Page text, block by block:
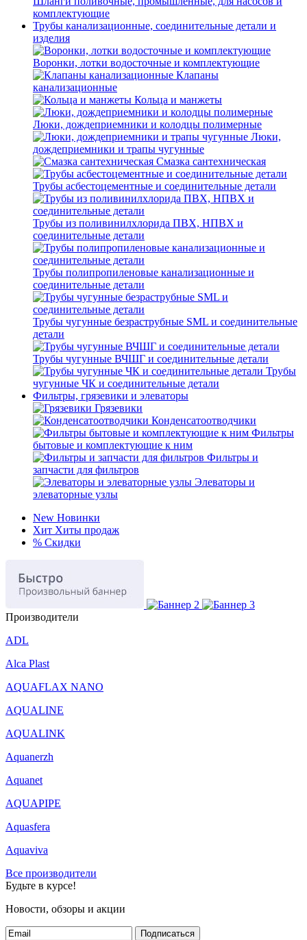
комплектующие
Трубы канализационные, соединительные детали и
изделия
Воронки, лотки водосточные и комплектующие
Клапаны
канализационные
Кольца и манжеты
Люки, дождеприемники и колодцы полимерные
Люки,
дождеприемники и трапы чугунные
Смазка сантехническая
Трубы асбестоцементные и соединительные детали
Трубы из поливинилхлорида ПВХ, НПВХ и
соединительные детали
Трубы полипропиленовые канализационные и
соединительные детали
Трубы чугунные безраструбные SML и соединительные
детали
Трубы чугунные ВЧШГ и соединительные детали
Трубы
чугунные ЧК и соединительные детали
Фильтры, грязевики и элеваторы
Грязевики
Конденсатоотводчики
Фильтры
бытовые и комплектующие к ним
Фильтры и
запчасти для фильтров
Элеваторы и
элеваторные узлы
New Новинки
Хит Хиты продаж
% Скидки
Производители
ADL
Alca Plast
AQUAFLAX NANO
AQUALINE
AQUALINK
Aquanerzh
Aquanet
AQUAPIPE
Aquasfera
Aquaviva
Все производители
Будьте в курсе!
Новости, обзоры и акции
Подписаться